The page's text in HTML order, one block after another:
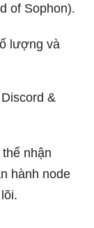
of Sophon).
lượng và
&
nhận
hành node